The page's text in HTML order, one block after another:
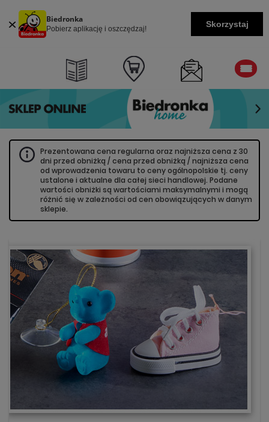
Biedronka
Pobierz aplikację i oszczędzaj! Skorzystaj
Prezentowana cena regularna oraz najniższa cena z 30
dni przed obniżką / cena przed obniżką / najniższa cena
od wprowadzenia towaru to ceny ogólnopolskie tj. ceny
ustalone i aktualne dla całej sieci handlowej. Podane
wartości obniżki są wartościami maksymalnymi i mogą
różnić się w zależności od cen obowiązujących w danym
sklepie.